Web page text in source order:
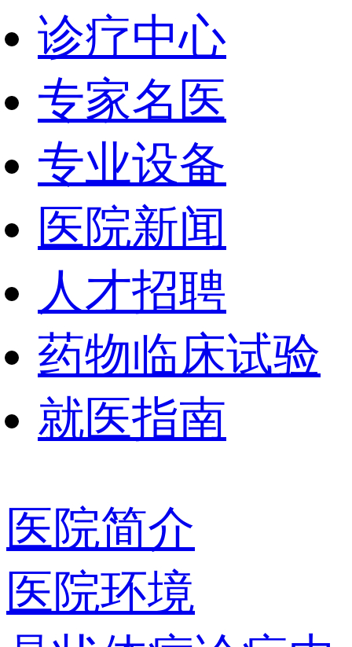
诊疗中心
专家名医
专业设备
医院新闻
人才招聘
药物临床试验
就医指南
医院简介
医院环境